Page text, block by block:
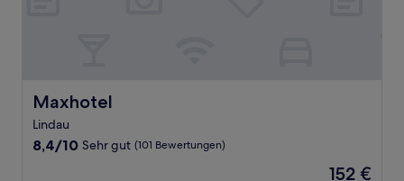
Maxhotel
Maxhotel
Lindau
8.4
8,4/10 Sehr gut (101 Bewertungen)
Der
152 €